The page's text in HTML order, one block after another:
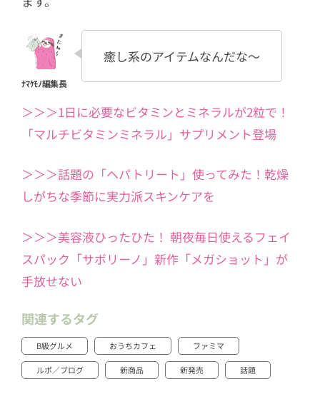
癒し系のアイテムなんだな～
＞＞＞1日に必要なビタミンとミネラルが2粒で！
「マルチビタミンミネラル」サプリメント登場
＞＞＞話題の「ヘパトリート」使ってみた！乾燥
しがちな季節に実力派スキンケアを
＞＞＞美容液ひったひた！ 朝夜毎日使えるフェイ
スパック「サボリーノ」新作「メガショット」が
手放せない
関連するタグ
B級グルメ おうちカフェ ファミマ
ルポ／ブログ 新商品 新発売 話題